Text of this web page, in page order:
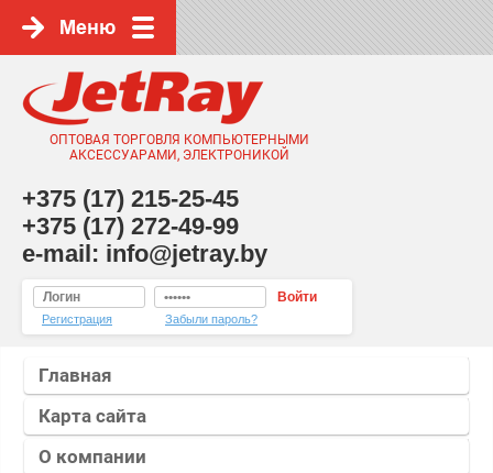
ОПТОВАЯ ТОРГОВЛЯ КОМПЬЮТЕРНЫМИ
АКСЕССУАРАМИ, ЭЛЕКТРОНИКОЙ
+375 (17) 215-25-45
+375 (17) 272-49-99
e-mail: info@jetray.by
Войти
Регистрация Забыли пароль?
Главная
Карта сайта
О компании